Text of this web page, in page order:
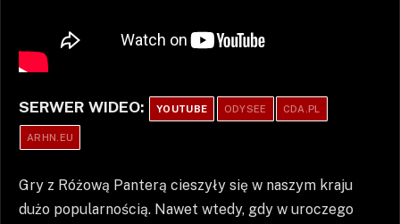
SERWER WIDEO: YOUTUBE ODYSEE CDA.PL
ARHN.EU
Gry z Różową Panterą cieszyły się w naszym kraju
dużo popularnością. Nawet wtedy, gdy w uroczego